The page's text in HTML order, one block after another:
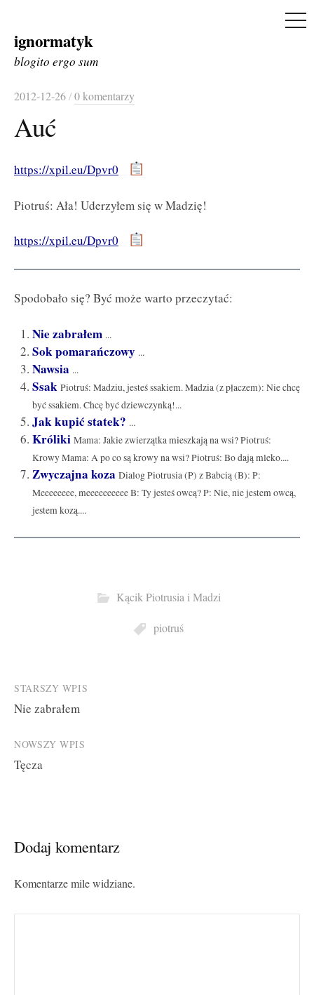
Skip
to
ignormatyk
blogito ergo sum
2012-12-26/0 komentarzy
Auć
https://xpil.eu/Dpvr0
Piotruś: Ała! Uderzyłem się w Madzię!
https://xpil.eu/Dpvr0
Spodobało się? Być może warto przeczytać:
Nie zabrałem ...
Sok pomarańczowy ...
Nawsia ...
Ssak Piotruś: Madziu, jesteś ssakiem. Madzia (z płaczem): Nie chcę
być ssakiem. Chcę być dziewczynką!...
Jak kupić statek? ...
Króliki Mama: Jakie zwierzątka mieszkają na wsi? Piotruś:
Krowy Mama: A po co są krowy na wsi? Piotruś: Bo dają mleko....
Zwyczajna koza Dialog Piotrusia (P) z Babcią (B): P:
Meeeeeeee, meeeeeeeeee B: Ty jesteś owcą? P: Nie, nie jestem owcą,
jestem kozą....
Kącik Piotrusia i Madzi
piotruś
Post
navigation
STARSZY WPIS
Nie zabrałem
NOWSZY WPIS
Tęcza
Dodaj komentarz
Komentarze mile widziane.